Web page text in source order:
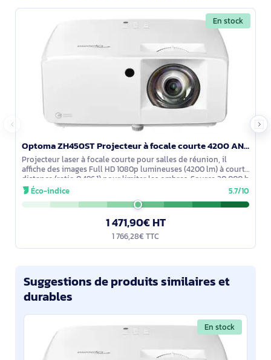
En stock
Optoma ZH450ST Projecteur à focale courte 4200 ANSI lumens DLP 1080p (1920x1080) Compatibilité 3D Bl - E9PD7L311EZ3
Projecteur laser à focale courte pour salles de réunion, il
affiche des images Full HD 1080p lumineuses (4200 lm) à courte
distance (ratio 0,496:1) pour limiter les ombres. Source 30 000 h
etÉco-indice 5.7/10
1 471,90€ HT
1 766,28€ TTC
Suggestions de produits similaires et
durables
En stock